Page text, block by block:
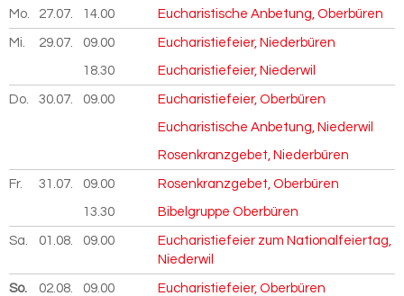
Mo. 27.07. 2026
14.00 Eucharistische Anbetung, Oberbüren
Mi. 29.07. 2026
09.00 Eucharistiefeier, Niederbüren
18.30 Eucharistiefeier, Niederwil
Do. 30.07. 2026
09.00 Eucharistiefeier, Oberbüren
Eucharistische Anbetung, Niederwil
Rosenkranzgebet, Niederbüren
Fr. 31.07. 2026
09.00 Rosenkranzgebet, Oberbüren
13.30 Bibelgruppe Oberbüren
Sa. 01.08. 2026
09.00
Eucharistiefeier zum Nationalfeiertag,
Niederwil
So. 02.08. 2026
09.00 Eucharistiefeier, Oberbüren